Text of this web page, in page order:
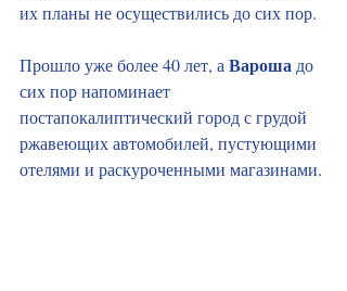
их планы не осуществились до сих пор.
Прошло уже более 40 лет, а Вароша до
сих пор напоминает
постапокалиптический город с грудой
ржавеющих автомобилей, пустующими
отелями и раскуроченными магазинами.